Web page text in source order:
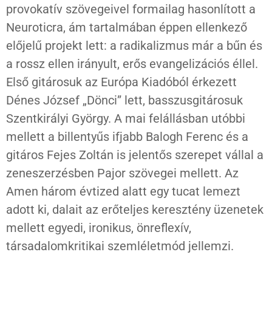
provokatív szövegeivel formailag hasonlított a
Neuroticra, ám tartalmában éppen ellenkező
előjelű projekt lett: a radikalizmus már a bűn és
a rossz ellen irányult, erős evangelizációs éllel.
Első gitárosuk az Európa Kiadóból érkezett
Dénes József „Dönci” lett, basszusgitárosuk
Szentkirályi György. A mai felállásban utóbbi
mellett a billentyűs ifjabb Balogh Ferenc és a
gitáros Fejes Zoltán is jelentős szerepet vállal a
zeneszerzésben Pajor szövegei mellett. Az
Amen három évtized alatt egy tucat lemezt
adott ki, dalait az erőteljes keresztény üzenetek
mellett egyedi, ironikus, önreflexív,
társadalomkritikai szemléletmód jellemzi.